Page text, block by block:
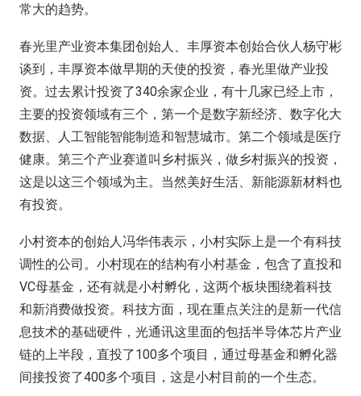
常大的趋势。
春光里产业资本集团创始人、丰厚资本创始合伙人杨守彬
谈到，丰厚资本做早期的天使的投资，春光里做产业投
资。过去累计投资了340余家企业，有十几家已经上市，
主要的投资领域有三个，第一个是数字新经济、数字化大
数据、人工智能智能制造和智慧城市。第二个领域是医疗
健康。第三个产业赛道叫乡村振兴，做乡村振兴的投资，
这是以这三个领域为主。当然美好生活、新能源新材料也
有投资。
小村资本的创始人冯华伟表示，小村实际上是一个有科技
调性的公司。小村现在的结构有小村基金，包含了直投和
VC母基金，还有就是小村孵化，这两个板块围绕着科技
和新消费做投资。科技方面，现在重点关注的是新一代信
息技术的基础硬件，光通讯这里面的包括半导体芯片产业
链的上半段，直投了100多个项目，通过母基金和孵化器
间接投资了400多个项目，这是小村目前的一个生态。